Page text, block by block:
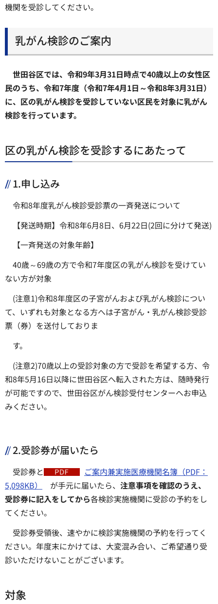
機関を受診してください。
乳がん検診のご案内
世田谷区では、令和9年3月31日時点で40歳以上の女性区
民のうち、令和7年度（令和7年4月1日～令和8年3月31日）
に、区の乳がん検診を受診していない区民を対象に乳がん
検診を行っています。
区の乳がん検診を受診するにあたって
1.申し込み
令和8年度乳がん検診受診票の一斉発送について
【発送時期】令和8年6月8日、6月22日(2回に分けて発送)
【一斉発送の対象年齢】
40歳～69歳の方で令和7年度区の乳がん検診を受けてい
ない方が対象
(注意1)令和8年度区の子宮がんおよび乳がん検診につい
て、いずれも対象となる方へは子宮がん・乳がん検診受診
票（券）を送付しておりま
す。
(注意2)70歳以上の受診対象の方で受診を希望する方、令
和8年5月16日以降に世田谷区へ転入された方は、随時発行
が可能ですので、世田谷区がん検診受付センターへお申込
みください。
2.受診券が届いたら
受診券と
ご案内兼実施医療機関名簿（PDF：
5,098KB）
が手元に届いたら、 注意事項を確認のうえ、
受診券に記入をしてから各検診実施機関に受診の予約をし
てください。
受診券受領後、速やかに検診実施機関の予約を行ってく
ださい。年度末にかけては、大変混み合い、ご希望通り受
診いただけないことがございます。
対象